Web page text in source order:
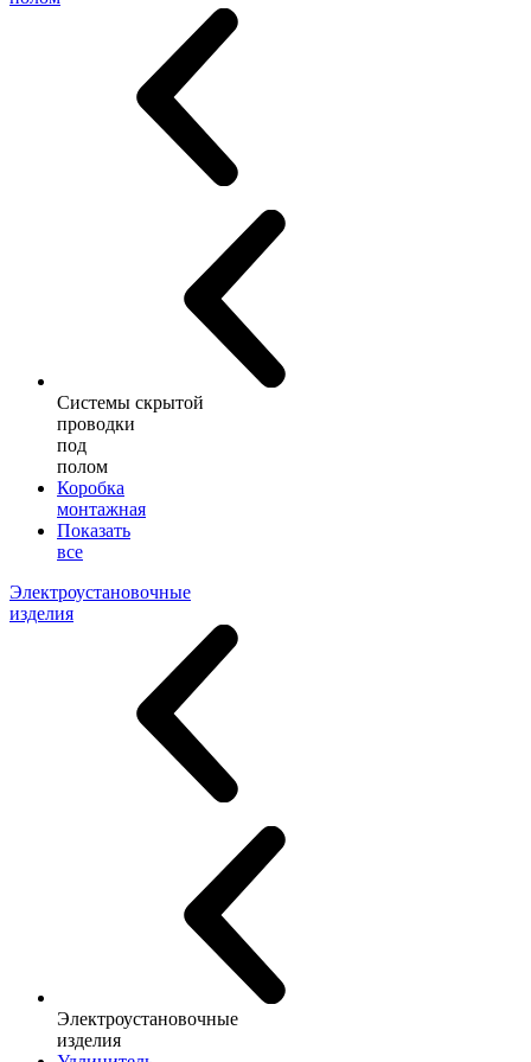
Системы скрытой
проводки
под
полом
Коробка
монтажная
Показать
все
Электроустановочные
изделия
Электроустановочные
изделия